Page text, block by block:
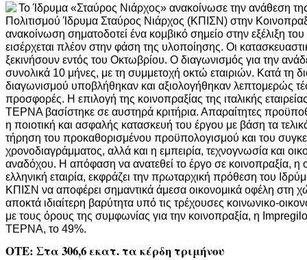
Το Ίδρυμα «Σταύρος Νιάρχος» ανακοίνωσε την ανάθεση
Πολιτισμού Ίδρυμα Σταύρος Νιάρχος (ΚΠΙΣΝ) στην
ανακοίνωση σηματοδοτεί ένα κομβικό σημείο στην εξέλιξη
εισέρχεται πλέον στην φάση της υλοποίησης. Οι
ξεκινήσουν εντός του Οκτωβρίου. Ο διαγωνισμός για την
συνολικά 10 μήνες, με τη συμμετοχή οκτώ εταιριών. Κατά τη
διαγωνισμού υποβλήθηκαν και αξιολογήθηκαν λεπτομερώς
προσφορές. Η επιλογή της κοινοπραξίας της ιταλικής
ΤΕΡΝΑ βασίστηκε σε αυστηρά κριτήρια. Απαραίτητες
η ποιοτική και ασφαλής κατασκευή του έργου με βάση τα
τήρηση του προκαθορισμένου προϋπολογισμού και του
χρονοδιαγράμματος, αλλά και η εμπειρία, τεχνογνωσία και
αναδόχου. Η απόφαση να ανατεθεί το έργο σε κοινοπραξία, η
ελληνική εταιρία, εκφράζει την πρωταρχική πρόθεση του
ΚΠΙΣΝ να αποφέρει σημαντικά άμεσα οικονομικά οφέλη στη
αποκτά ιδιαίτερη βαρύτητα υπό τις τρέχουσες κοινωνικο-
με τους όρους της συμφωνίας για την κοινοπραξία, η Impregilo
ΤΕΡΝΑ, το 49%.
ΟΤΕ: Στα 306,6 εκατ. τα κέρδη τριμήνου